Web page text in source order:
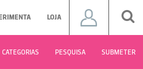
LOJA
CATEGORIAS PESQUISA SUBMETER